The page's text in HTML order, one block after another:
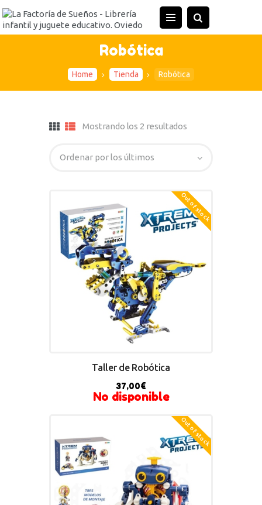
Robótica
Home Tienda Robótica
Mostrando los 2 resultados
Out of stock
Taller de Robótica
37,00€
No disponible
Out of stock